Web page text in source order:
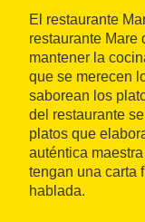
El restaurante
restaurante Mare
mantener la
que se merecen
saborean los
del restaurante
platos que
auténtica
tengan una carta
hablada.